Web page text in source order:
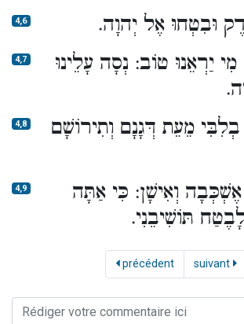
4,6 וּבִטְחוּ אֶל יְהוָה.
4,7
יַרְאֵנוּ טוֹב: נְסָה עָלֵינוּ
4,8
מֵעֵת דְּגָנָם וְתִירוֹשָׁם
4,9
וְאִישָׁן: כִּי אַתָּה
תּוֹשִׁיבֵנִי.
précédent suivant